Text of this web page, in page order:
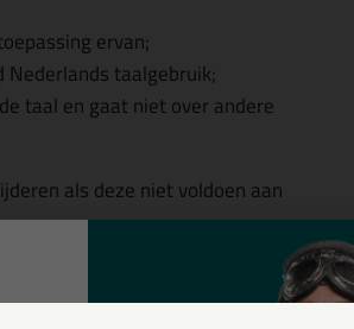
ervan;
Nederlands taalgebruik;
taal en gaat niet over andere
als deze niet voldoen aan